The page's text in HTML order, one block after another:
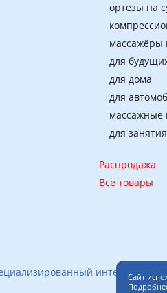
ортезы на
массажёры
для
для дома
для
массажные
для
Распродажа
Все товары
интернет-Сайт